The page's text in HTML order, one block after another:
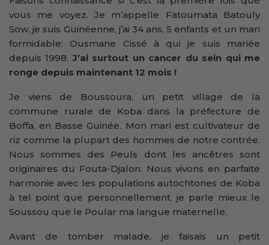
vous me voyez. Je m’appelle Fatoumata Batouly
Sow, je suis Guinéenne, j’ai 34 ans, 5 enfants et un mari
formidable: Ousmane Cissé à qui je suis mariée
depuis 1998.J’ai surtout un cancer du sein qui me
ronge depuis maintenant 12 mois !
Je viens de Boussoura, un petit village de la
commune rurale de Koba dans la préfecture de
Boffa, en Basse Guinée. Mon mari est cultivateur de
riz comme la plupart des hommes de notre contrée.
Nous sommes des Peuls dont les ancêtres sont
originaires du Fouta-Djalon. Nous vivons en parfaite
harmonie avec les populations autochtones de Koba
à tel point que personnellement, je parle mieux le
Soussou que le Poular ma langue maternelle.
Avant de tomber malade, je faisais un petit